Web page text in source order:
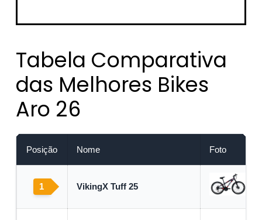
Tabela Comparativa
das Melhores Bikes
Aro 26
Posição Nome Foto
1 VikingX Tuff 25